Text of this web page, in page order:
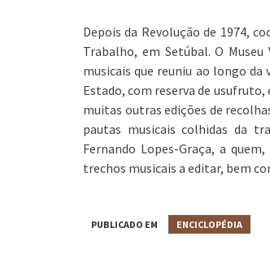
Depois da Revolução de 1974,
Trabalho, em Setúbal. O
musicais que reuniu ao longo
Estado, com reserva de
muitas outras edições de
pautas musicais colhidas da
Fernando Lopes-Graça, a
trechos musicais a editar, bem
PUBLICADO EM ENCICLOPÉDIA